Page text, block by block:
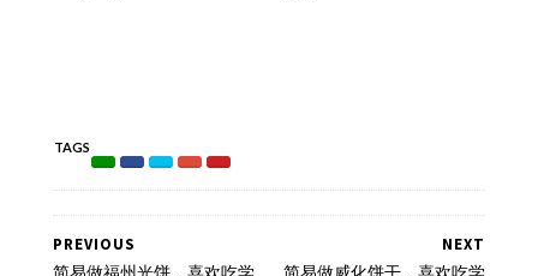
TAGS
NEXT
简易做威化饼干，喜欢吃学
PREVIOUS
简易做福州光饼，喜欢吃学